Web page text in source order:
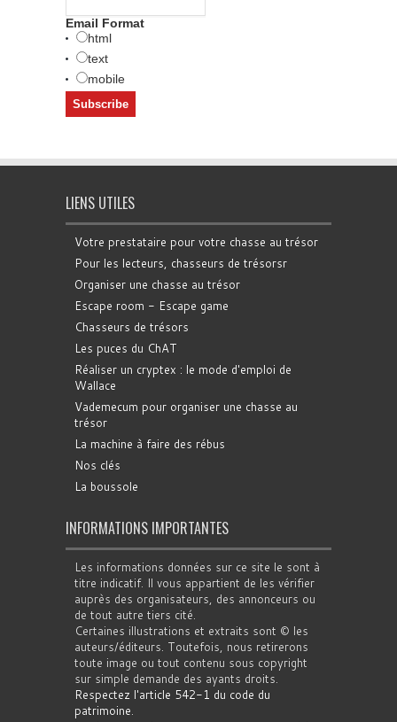
Email Format
html
text
mobile
LIENS UTILES
Votre prestataire pour votre chasse au trésor
Pour les lecteurs, chasseurs de trésorsr
Organiser une chasse au trésor
Escape room - Escape game
Chasseurs de trésors
Les puces du ChAT
Réaliser un cryptex : le mode d'emploi de
Wallace
Vademecum pour organiser une chasse au
trésor
La machine à faire des rébus
Nos clés
La boussole
INFORMATIONS IMPORTANTES
Les informations données sur ce site le sont à
titre indicatif. Il vous appartient de les vérifier
auprès des organisateurs, des annonceurs ou
de tout autre tiers cité.
Certaines illustrations et extraits sont © les
auteurs/éditeurs. Toutefois, nous retirerons
toute image ou tout contenu sous copyright
sur simple demande des ayants droits.
Respectez l'article 542-1 du code du
patrimoine.